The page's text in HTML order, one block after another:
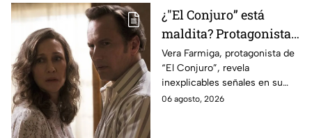
¿"El Conjuro” está
maldita? Protagonista
revela INQUIETANTES
señales en su cuerpo
durante la grabación de
la película
Vera Farmiga, protagonista de
“El Conjuro”, revela
inexplicables señales en su
cuerpo durante el rodaje de la
06 agosto, 2026